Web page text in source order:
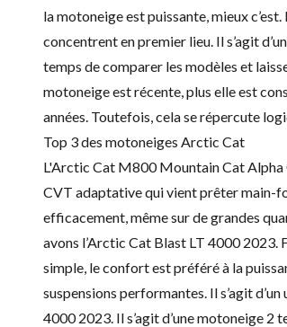
la motoneige est puissante, mieux
concentrent en premier lieu. Il s’agit
temps de comparer les modèles et
motoneige est récente, plus elle est
années. Toutefois, cela se répercute
Top 3 des motoneiges Arctic Cat
L'Arctic Cat M800 Mountain Cat Alpha
CVT adaptative qui vient prêter main-
efficacement, même sur de grandes
avons l’Arctic Cat Blast LT 4000 2023.
simple, le confort est préféré à la
suspensions performantes. Il s’agit
4000 2023. Il s’agit d’une motoneige